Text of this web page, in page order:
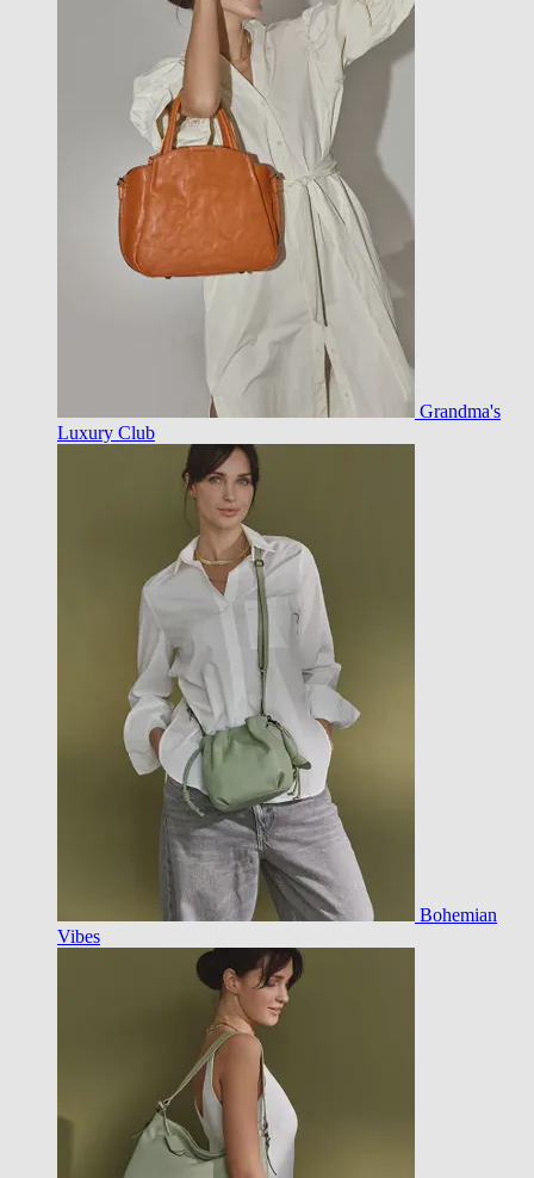
Grandma's
Luxury Club
Bohemian
Vibes